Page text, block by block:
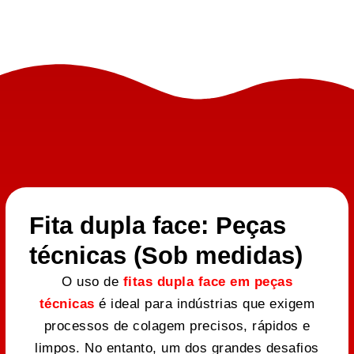
Fita dupla face: Peças
técnicas (Sob medidas)
O uso de fitas dupla face em peças
técnicas é ideal para indústrias que exigem
processos de colagem precisos, rápidos e
limpos. No entanto, um dos grandes desafios